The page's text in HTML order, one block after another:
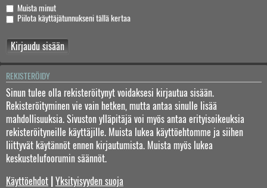
Muista minut
Piilota käyttäjätunnukseni tällä kertaa
REKISTERÖIDY
Sinun tulee olla rekisteröitynyt voidaksesi kirjautua sisään.
Rekisteröityminen vie vain hetken, mutta antaa sinulle lisää
mahdollisuuksia. Sivuston ylläpitäjä voi myös antaa erityisoikeuksia
rekisteröityneille käyttäjille. Muista lukea käyttöehtomme ja siihen
liittyvät käytännöt ennen kirjautumista. Muista myös lukea
keskustelufoorumin säännöt.
Käyttöehdot Yksityisyyden suoja